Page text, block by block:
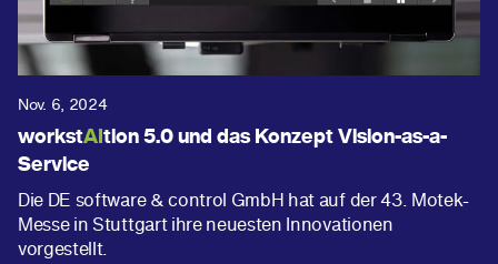
Nov. 6, 2024
workstAItion 5.0 und das Konzept Vision-as-a-
Service
Die DE software & control GmbH hat auf der 43. Motek-
Messe in Stuttgart ihre neuesten Innovationen
vorgestellt.